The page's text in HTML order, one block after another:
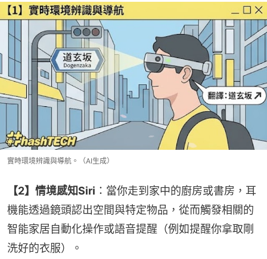
實時環境辨識與導航。（AI生成）
【2】情境感知Siri ：當你走到家中的廚房或書房，耳
機能透過鏡頭認出空間與特定物品，從而觸發相關的
智能家居自動化操作或語音提醒（例如提醒你拿取剛
洗好的衣服）。